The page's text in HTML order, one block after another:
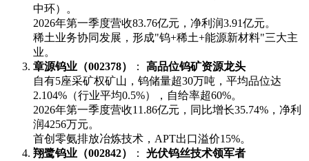
中环）。
2026年第一季度营收83.76亿元，净利润3.91亿元。
稀土业务协同发展，形成"钨+稀土+能源新材料"三大主
业。
​章源钨业（002378）​
​： ​ ​高品位钨矿资源龙头​
自有5座采矿权矿山，钨储量超30万吨，平均品位达
2.104%（行业平均0.5%），自给率超60%。
2026年第一季度营收11.86亿元，同比增长35.74%，净利
润4256万元。
首创零氨排放冶炼技术，APT出口溢价15%。
​翔鹭钨业（002842）​
​： ​ ​光伏钨丝技术领军者​